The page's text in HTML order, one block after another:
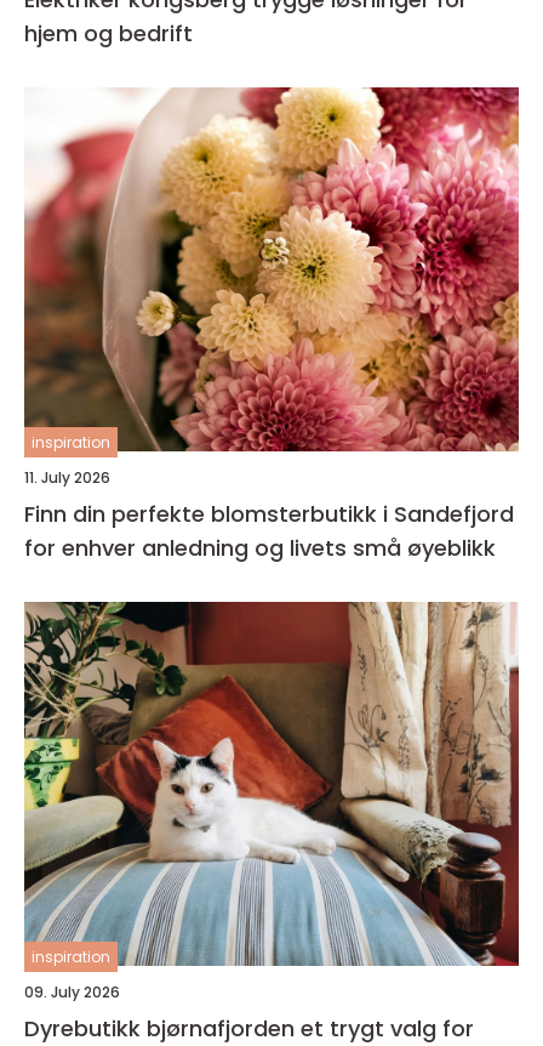
hjem og bedrift
inspiration
11. July 2026
Finn din perfekte blomsterbutikk i Sandefjord
for enhver anledning og livets små øyeblikk
inspiration
09. July 2026
Dyrebutikk bjørnafjorden et trygt valg for